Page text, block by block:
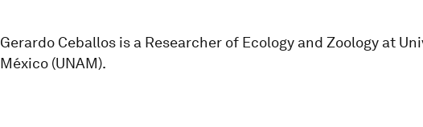
Gerardo Ceballos is a Researcher of Ecology and Zoology at
México (UNAM).